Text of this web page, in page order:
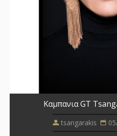
Καμπανια GT
tsangarakis